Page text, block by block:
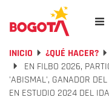
INICIO ¿QUÉ HACER?
EN FILBO 2026,
'ABISMAL', GANADOR
EN ESTUDIO 2024 DEL